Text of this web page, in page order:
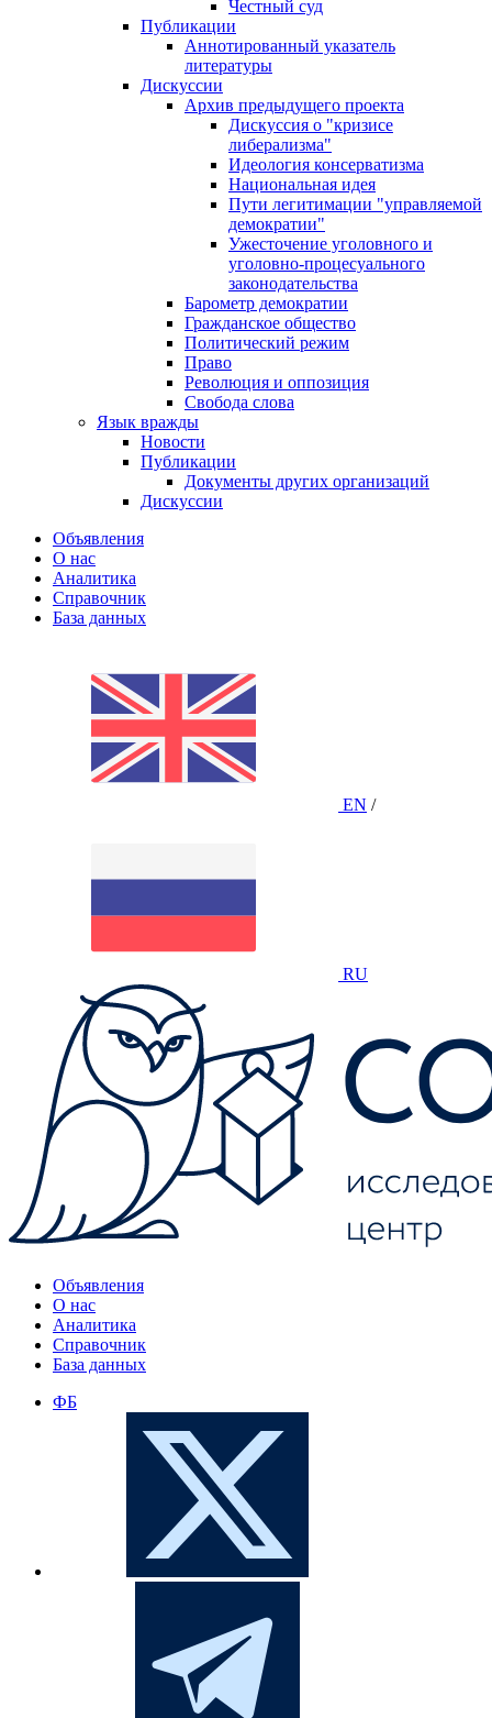
Честный суд
Публикации
Аннотированный указатель
литературы
Дискуссии
Архив предыдущего проекта
Дискуссия о "кризисе
либерализма"
Идеология консерватизма
Национальная идея
Пути легитимации "управляемой
демократии"
Ужесточение уголовного и
уголовно-процесуального
законодательства
Барометр демократии
Гражданское общество
Политический режим
Право
Революция и оппозиция
Свобода слова
Язык вражды
Новости
Публикации
Документы других организаций
Дискуссии
Объявления
О нас
Аналитика
Справочник
База данных
EN /
RU
Объявления
О нас
Аналитика
Справочник
База данных
ФБ